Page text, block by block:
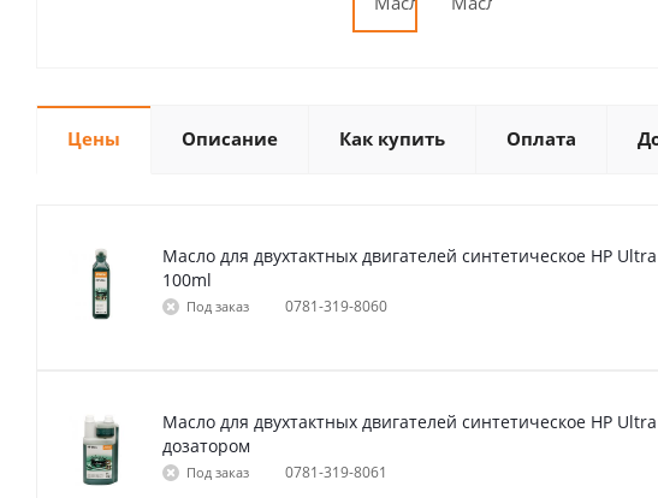
Цены Описание Как купить Оплата
Масло для двухтактных двигателей синтетическое HP Ultra
100ml
Под заказ 0781-319-8060
Масло для двухтактных двигателей синтетическое HP
дозатором
Под заказ 0781-319-8061